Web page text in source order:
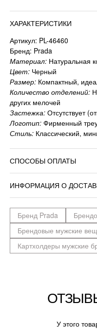
ХАРАКТЕРИСТИКИ
Артикул: PL-46460
Бренд: Prada
Материал: Натуральная
Цвет: Черный
Размер: Компактный,
Количество отделений:
других мелочей
Застежка: Отсутствует
Логотип: Фирменный
Стиль: Классический,
СПОСОБЫ ОПЛАТЫ
ИНФОРМАЦИЯ О
Бренд Prada
Брендовые мужские
Картхолдеры мужские
У этого